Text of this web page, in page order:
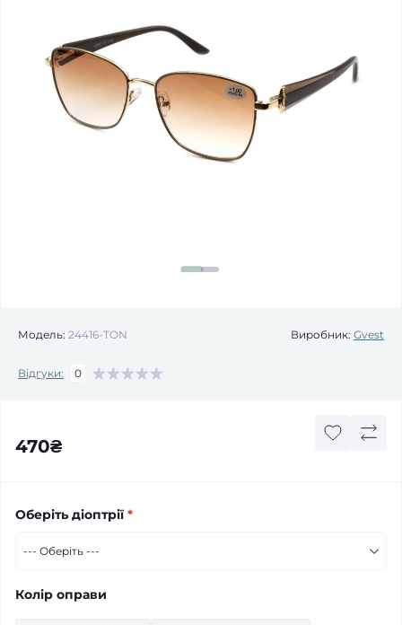
Модель: 24416-TON Виробник: Gvest
Відгуки: 0
470₴
Оберіть діоптрії*
Колір оправи